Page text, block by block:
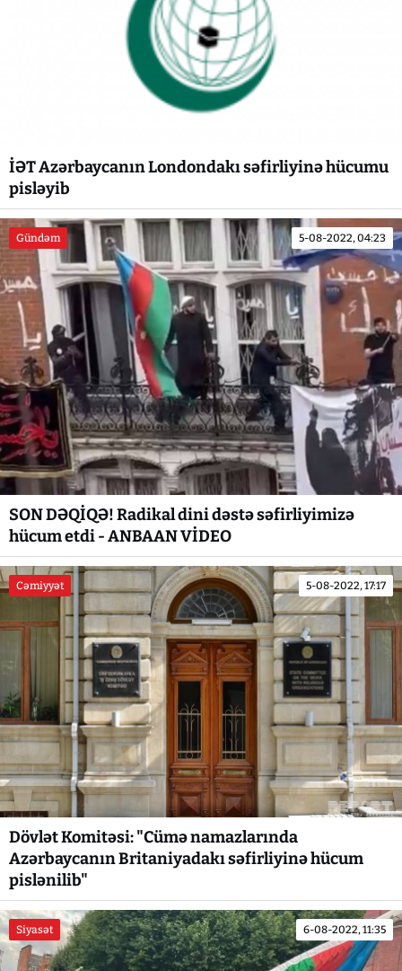
İƏT Azərbaycanın Londondakı səfirliyinə hücumu
pisləyib
Gündəm 5-08-2022, 04:23
SON DƏQİQƏ! Radikal dini dəstə səfirliyimizə
hücum etdi - ANBAAN VİDEO
Cəmiyyət 5-08-2022, 17:17
Dövlət Komitəsi: "Cümə namazlarında
Azərbaycanın Britaniyadakı səfirliyinə hücum
pislənilib"
Siyasət 6-08-2022, 11:35